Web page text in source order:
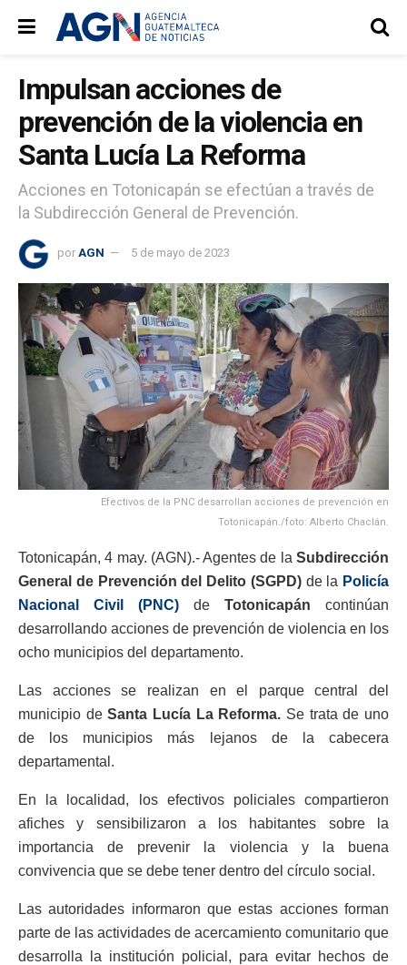
Impulsan acciones de
prevención de la violencia en
Santa Lucía La Reforma
Acciones en Totonicapán se efectúan a través de
la Subdirección General de Prevención.
por AGN 5 de mayo de 2023
Efectivos de la PNC desarrollan acciones de prevención en
Totonicapán./foto: Alberto Chaclán.
Totonicapán, 4 may. (AGN).- Agentes de la Subdirección
General de Prevención del Delito (SGPD)de la Policía
Nacional Civil (PNC) de Totonicapán continúan
desarrollando acciones de prevención de violencia en los
ocho municipios del departamento.
Las acciones se realizan en el parque central del
municipio deSanta Lucía La Reforma. Se trata de uno
de los municipios más lejanos de la cabecera
departamental.
En la localidad, los efectivos policiales compartieron
afiches y sensibilizaron a los habitantes sobre la
importancia de prevenir la violencia y la buena
convivencia que se debe tener dentro del círculo social.
Las autoridades informaron que estas acciones forman
parte de las actividades de acercamiento comunitario que
desarrolla la institución policial, para evitar hechos de